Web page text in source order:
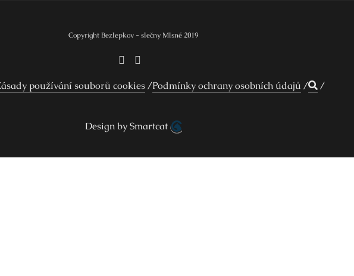
Copyright Bezlepkov - slečny Mlsné 2019
používání souborů cookies Podmínky ochrany osobních údajů
Design by Smartcat